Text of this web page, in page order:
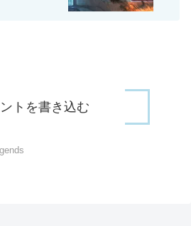
トを書き込む